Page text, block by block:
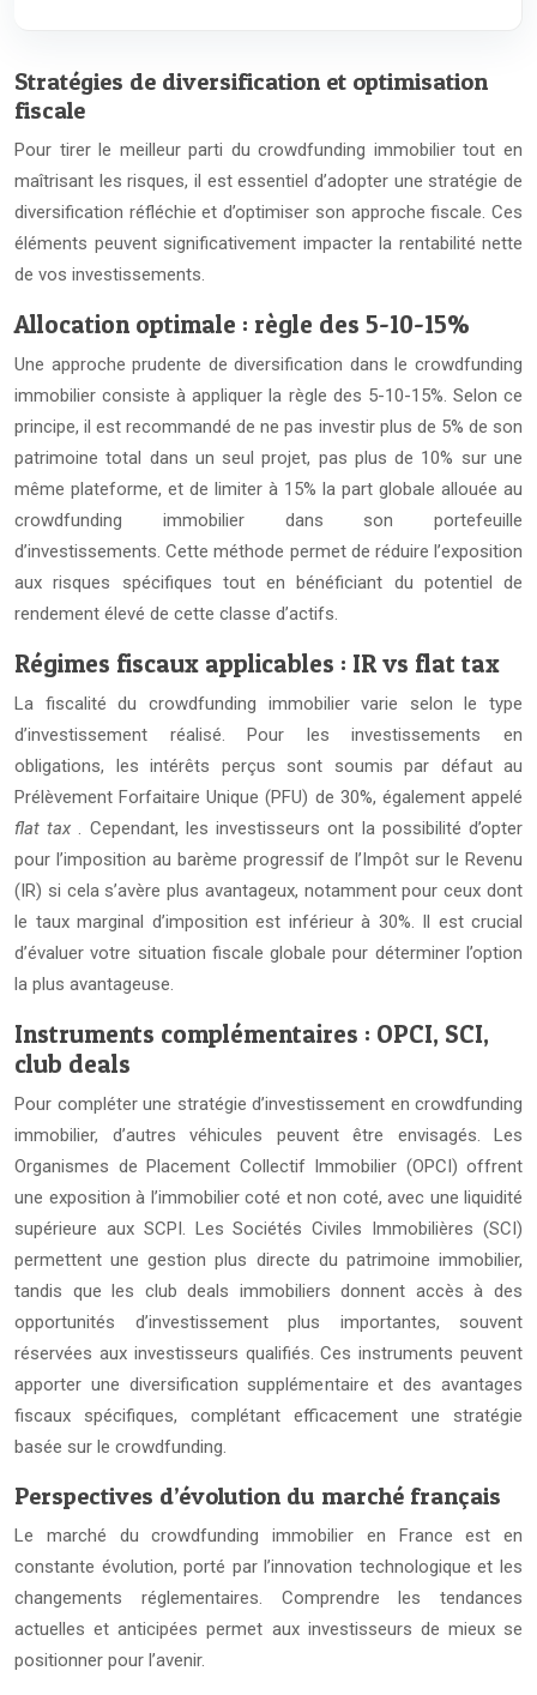
Stratégies de diversification et optimisation
fiscale
Pour tirer le meilleur parti du crowdfunding immobilier tout en
maîtrisant les risques, il est essentiel d’adopter une stratégie de
diversification réfléchie et d’optimiser son approche fiscale. Ces
éléments peuvent significativement impacter la rentabilité nette
de vos investissements.
Allocation optimale : règle des 5-10-15%
Une approche prudente de diversification dans le crowdfunding
immobilier consiste à appliquer la règle des 5-10-15%. Selon ce
principe, il est recommandé de ne pas investir plus de 5% de son
patrimoine total dans un seul projet, pas plus de 10% sur une
même plateforme, et de limiter à 15% la part globale allouée au
crowdfunding immobilier dans son portefeuille
d’investissements. Cette méthode permet de réduire l’exposition
aux risques spécifiques tout en bénéficiant du potentiel de
rendement élevé de cette classe d’actifs.
Régimes fiscaux applicables : IR vs flat tax
La fiscalité du crowdfunding immobilier varie selon le type
d’investissement réalisé. Pour les investissements en
obligations, les intérêts perçus sont soumis par défaut au
Prélèvement Forfaitaire Unique (PFU) de 30%, également appelé
flat tax . Cependant, les investisseurs ont la possibilité d’opter
pour l’imposition au barème progressif de l’Impôt sur le Revenu
(IR) si cela s’avère plus avantageux, notamment pour ceux dont
le taux marginal d’imposition est inférieur à 30%. Il est crucial
d’évaluer votre situation fiscale globale pour déterminer l’option
la plus avantageuse.
Instruments complémentaires : OPCI, SCI,
club deals
Pour compléter une stratégie d’investissement en crowdfunding
immobilier, d’autres véhicules peuvent être envisagés. Les
Organismes de Placement Collectif Immobilier (OPCI) offrent
une exposition à l’immobilier coté et non coté, avec une liquidité
supérieure aux SCPI. Les Sociétés Civiles Immobilières (SCI)
permettent une gestion plus directe du patrimoine immobilier,
tandis que les club deals immobiliers donnent accès à des
opportunités d’investissement plus importantes, souvent
réservées aux investisseurs qualifiés. Ces instruments peuvent
apporter une diversification supplémentaire et des avantages
fiscaux spécifiques, complétant efficacement une stratégie
basée sur le crowdfunding.
Perspectives d’évolution du marché français
Le marché du crowdfunding immobilier en France est en
constante évolution, porté par l’innovation technologique et les
changements réglementaires. Comprendre les tendances
actuelles et anticipées permet aux investisseurs de mieux se
positionner pour l’avenir.